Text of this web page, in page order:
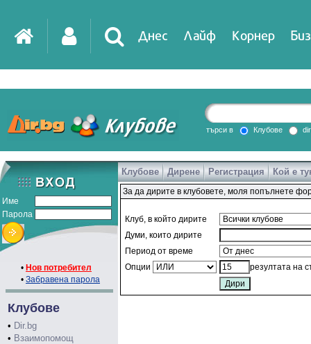
Днес Лайф Корнер
DirTV Impressio
Games
търси в Клубове
Име
Парола
• Нов потребител
• Забравена парола
Клубове
• Dir.bg
• Взаимопомощ
Клубове Дирене Регистрация Кой е
За да дирите в клубовете, моля попълнете
Клуб, в който дирите
Думи, които дирите
Период от време
Опции
резултата на